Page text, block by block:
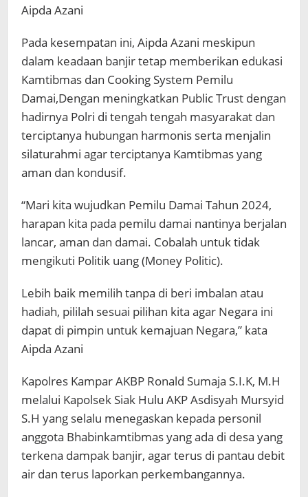
Aipda Azani
Pada kesempatan ini, Aipda Azani meskipun
dalam keadaan banjir tetap memberikan edukasi
Kamtibmas dan Cooking System Pemilu
Damai,Dengan meningkatkan Public Trust dengan
hadirnya Polri di tengah tengah masyarakat dan
terciptanya hubungan harmonis serta menjalin
silaturahmi agar terciptanya Kamtibmas yang
aman dan kondusif.
“Mari kita wujudkan Pemilu Damai Tahun 2024,
harapan kita pada pemilu damai nantinya berjalan
lancar, aman dan damai. Cobalah untuk tidak
mengikuti Politik uang (Money Politic).
Lebih baik memilih tanpa di beri imbalan atau
hadiah, pililah sesuai pilihan kita agar Negara ini
dapat di pimpin untuk kemajuan Negara,” kata
Aipda Azani
Kapolres Kampar AKBP Ronald Sumaja S.I.K, M.H
melalui Kapolsek Siak Hulu AKP Asdisyah Mursyid
S.H yang selalu menegaskan kepada personil
anggota Bhabinkamtibmas yang ada di desa yang
terkena dampak banjir, agar terus di pantau debit
air dan terus laporkan perkembangannya.